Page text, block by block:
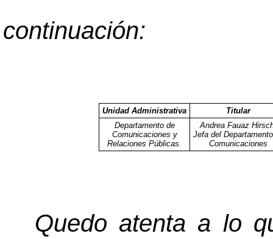
continuación:
Unidad Administrativa
Titular
Departamento de
Comunicaciones y
Relaciones Públicas.
Andrea Fauaz
Jefa del
Comunicaciones
Quedo atenta a lo